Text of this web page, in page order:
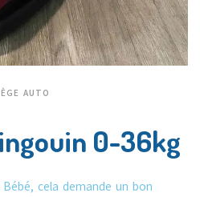
AUTO
0-36kg
cela demande un bon